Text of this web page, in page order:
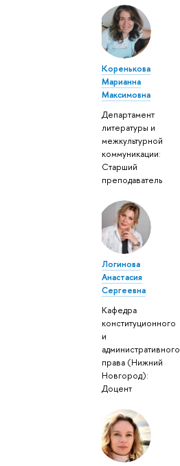
Коренькова
Марианна
Максимовна
Департамент
литературы и
межкультурной
коммуникации:
Старший
преподаватель
Логинова
Анастасия
Сергеевна
Кафедра
конституционного
и
административного
права (Нижний
Новгород):
Доцент